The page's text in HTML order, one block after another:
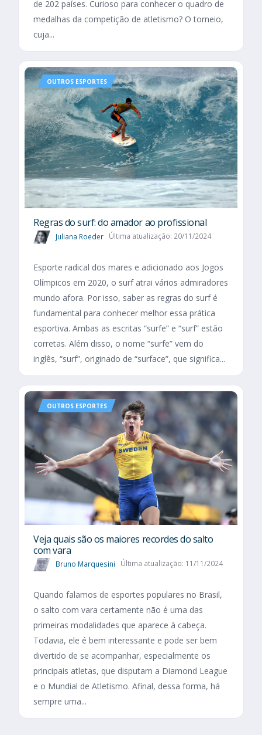
de 202 países. Curioso para conhecer o quadro de
medalhas da competição de atletismo? O torneio,
cuja...
OUTROS ESPORTES
Regras do surf: do amador ao profissional
Juliana Roeder Última atualização: 20/11/2024
Esporte radical dos mares e adicionado aos Jogos
Olímpicos em 2020, o surf atrai vários admiradores
mundo afora. Por isso, saber as regras do surf é
fundamental para conhecer melhor essa prática
esportiva. Ambas as escritas “surfe” e “surf” estão
corretas. Além disso, o nome “surfe” vem do
inglês, “surf”, originado de “surface”, que significa...
OUTROS ESPORTES
Veja quais são os maiores recordes do salto
com vara
Bruno Marquesini Última atualização: 11/11/2024
Quando falamos de esportes populares no Brasil,
o salto com vara certamente não é uma das
primeiras modalidades que aparece à cabeça.
Todavia, ele é bem interessante e pode ser bem
divertido de se acompanhar, especialmente os
principais atletas, que disputam a Diamond League
e o Mundial de Atletismo. Afinal, dessa forma, há
sempre uma...